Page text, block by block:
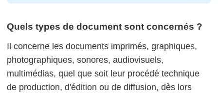
Quels types de document sont concernés ?
Il concerne les documents imprimés, graphiques,
photographiques, sonores, audiovisuels,
multimédias, quel que soit leur procédé technique
de production, d'édition ou de diffusion, dès lors